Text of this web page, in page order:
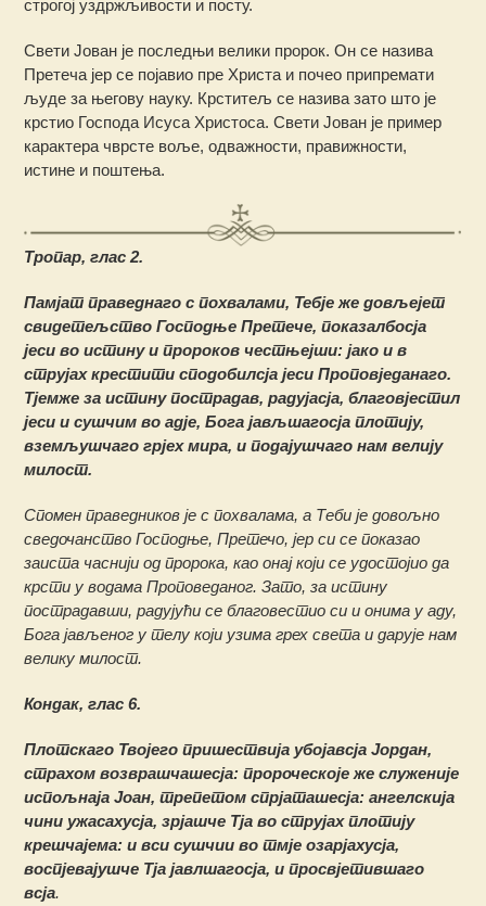
строгој уздржљивости и посту.
Свети Јован је последњи велики пророк. Он се назива
Претеча јер се појавио пре Христа и почео припремати
људе за његову науку. Крститељ се назива зато што је
крстио Господа Исуса Христоса. Свети Јован је пример
карактера чврсте воље, одважности, правижности,
истине и поштења.
Тропар, глас 2.
Памјат праведнаго с похвалами, Тебје же довљејет
свидетељство Господње Претече, показалбосја
јеси во истину и пророков честњејши: јако и в
струјах крестити сподобилсја јеси Проповједанаго.
Тјемже за истину пострадав, радујасја, благовјестил
јеси и сушчим во адје, Бога јављшагосја плотију,
вземљушчаго грјех мира, и подајушчаго нам велију
милост.
Спомен праведников је с похвалама, а Теби је довољно
сведочанство Господње, Претечо, јер си се показао
заиста часнији од пророка, као онај који се удостојио да
крсти у водама Проповеданог. Зато, за истину
пострадавши, радујући се благовестио си и онима у аду,
Бога јављеног у телу који узима грех света и дарује нам
велику милост.
Кондак, глас 6.
Плотскаго Твојего пришествија убојавсја Јордан,
страхом возврашчашесја: пророческоје же служеније
испољнаја Јоан, трепетом спрјаташесја: ангелскија
чини ужасахусја, зрјашче Тја во струјах плотију
крешчајема: и вси сушчии во тмје озарјахусја,
воспјевајушче Тја јавлшагосја, и просвјетившаго
всја.